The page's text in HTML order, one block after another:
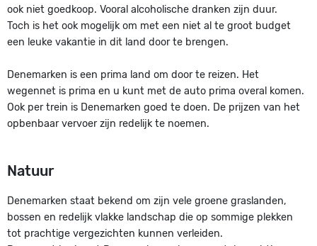
ook niet goedkoop. Vooral alcoholische dranken zijn duur.
Toch is het ook mogelijk om met een niet al te groot budget
een leuke vakantie in dit land door te brengen.
Denemarken is een prima land om door te reizen. Het
wegennet is prima en u kunt met de auto prima overal komen.
Ook per trein is Denemarken goed te doen. De prijzen van het
opbenbaar vervoer zijn redelijk te noemen.
Natuur
Denemarken staat bekend om zijn vele groene graslanden,
bossen en redelijk vlakke landschap die op sommige plekken
tot prachtige vergezichten kunnen verleiden.